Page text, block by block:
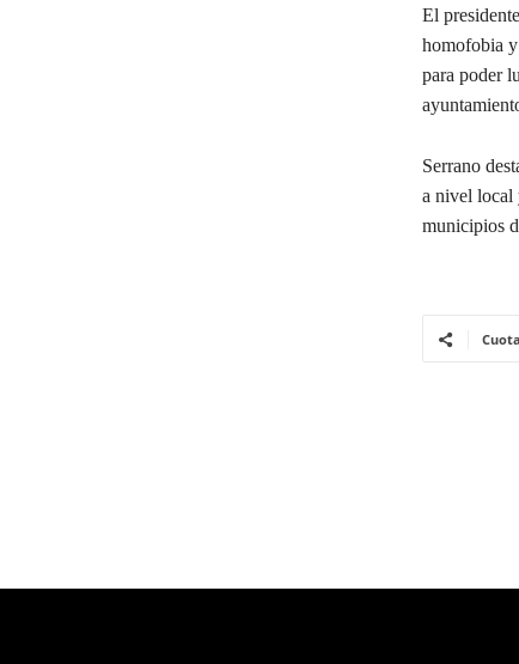
El
homofobia y
para poder
Serrano
a nivel local
municipios
Cuota